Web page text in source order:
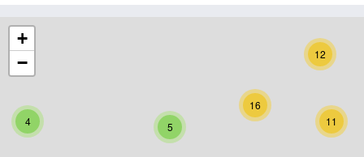
Kärnten
5
12
16
11
4
+
−